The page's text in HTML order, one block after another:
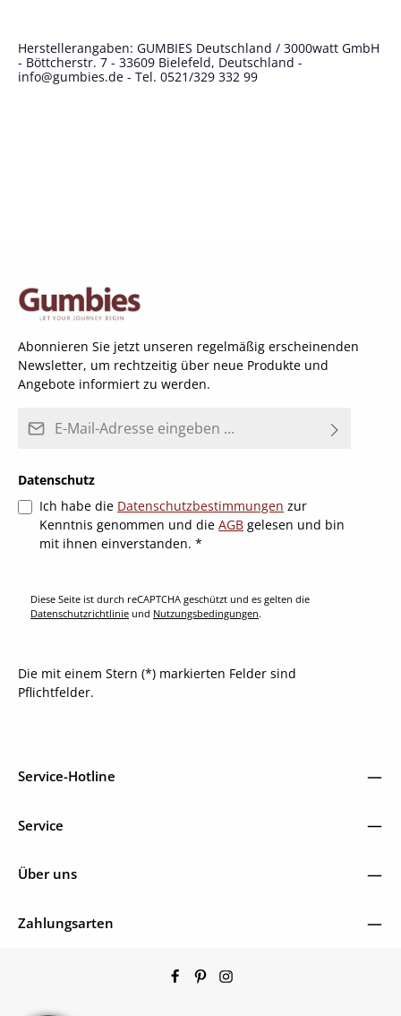
Herstellerangaben: GUMBIES Deutschland / 3000watt GmbH
- Böttcherstr. 7 - 33609 Bielefeld, Deutschland -
info@gumbies.de - Tel. 0521/329 332 99
Abonnieren Sie jetzt unseren regelmäßig erscheinenden
Newsletter, um rechtzeitig über neue Produkte und
Angebote informiert zu werden.
Datenschutz
Ich habe die Datenschutzbestimmungen zur
Kenntnis genommen und die AGB gelesen und bin
mit ihnen einverstanden. *
Diese Seite ist durch reCAPTCHA geschützt und es gelten die
Datenschutzrichtlinie und Nutzungsbedingungen.
Die mit einem Stern (*) markierten Felder sind
Pflichtfelder.
Service-Hotline
Service
Über uns
Zahlungsarten